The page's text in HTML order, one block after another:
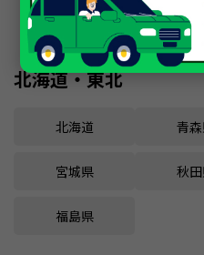
全国の対
北海道・東北
北海道 青
宮城県 秋
福島県